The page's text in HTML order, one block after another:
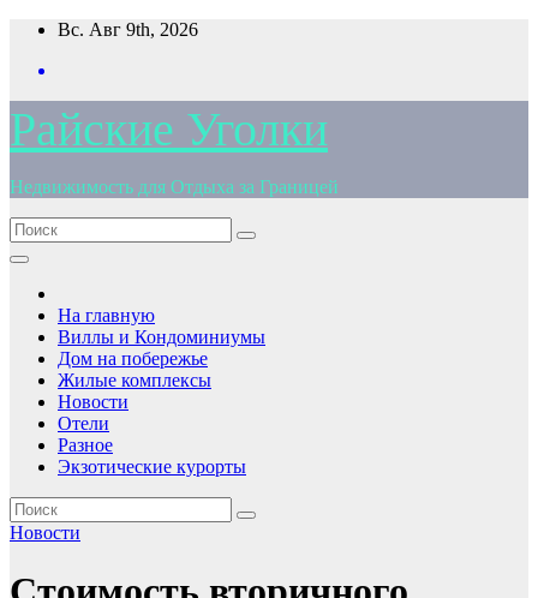
Перейти
содержимому
Вс. Авг 9th, 2026
Райские Уголки
Недвижимость для Отдыха за Границей
На главную
Виллы и Кондоминиумы
Дом на побережье
Жилые комплексы
Новости
Отели
Разное
Экзотические курорты
Новости